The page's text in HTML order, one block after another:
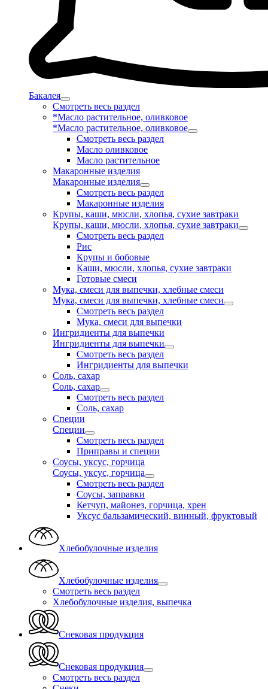
Бакалея
Смотреть весь раздел
*Масло растительное, оливковое
*Масло растительное, оливковое
Смотреть весь раздел
Масло оливковое
Масло растительное
Макаронные изделия
Макаронные изделия
Смотреть весь раздел
Макаронные изделия
Крупы, каши, мюсли, хлопья, сухие завтраки
Крупы, каши, мюсли, хлопья, сухие завтраки
Смотреть весь раздел
Рис
Крупы и бобовые
Каши, мюсли, хлопья, сухие завтраки
Готовые смеси
Мука, смеси для выпечки, хлебные смеси
Мука, смеси для выпечки, хлебные смеси
Смотреть весь раздел
Мука, смеси для выпечки
Ингридиенты для выпечки
Ингридиенты для выпечки
Смотреть весь раздел
Ингридиенты для выпечки
Соль, сахар
Соль, сахар
Смотреть весь раздел
Соль, сахар
Специи
Специи
Смотреть весь раздел
Приправы и специи
Соусы, уксус, горчица
Соусы, уксус, горчица
Смотреть весь раздел
Соусы, заправки
Кетчуп, майонез, горчица, хрен
Уксус бальзамический, винный, фруктовый
Хлебобулочные изделия
Хлебобулочные изделия
Смотреть весь раздел
Хлебобулочные изделия, выпечка
Снековая продукция
Снековая продукция
Смотреть весь раздел